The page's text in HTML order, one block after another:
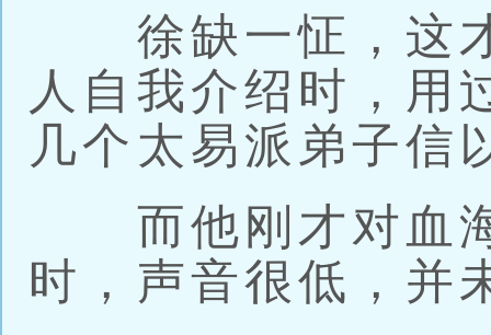
徐缺一怔，这才
人自我介绍时，用
几个太易派弟子信
而他刚才对血海
时，声音很低，并